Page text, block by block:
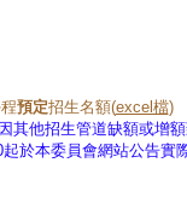
預定招生名額(excel檔)
其他招生管道缺額或增
於本委員會網站公告實